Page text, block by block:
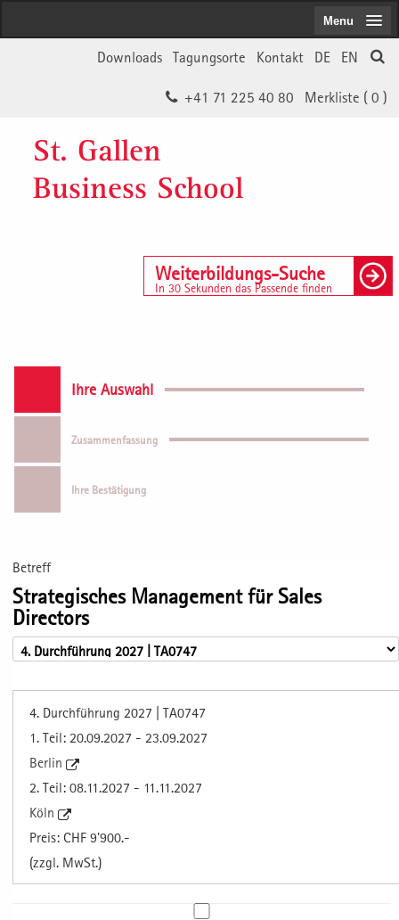
EN
DE
Kontakt
Tagungsorte
Downloads
Merkliste ( 0 )
+41 71 225 40 80
St. Gallen
Business School
Weiterbildungs-Suche
In 30 Sekunden das Passende finden
Menu
Ihre Auswahl
Zusammenfassung
Ihre Bestätigung
Betreff
Strategisches Management für Sales
Directors
4. Durchführung 2027 | TA0747
1. Teil: 20.09.2027 - 23.09.2027
Berlin
2. Teil: 08.11.2027 - 11.11.2027
Köln
Preis: CHF 9'900.-
(zzgl. MwSt.)